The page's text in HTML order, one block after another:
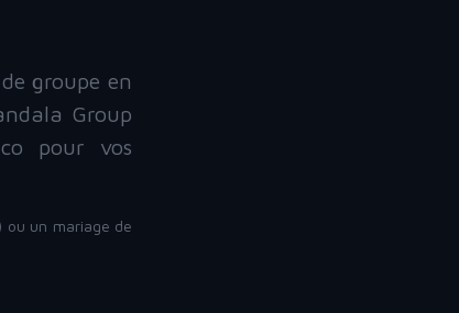
groupe en
Group
pour vos
ou un mariage de